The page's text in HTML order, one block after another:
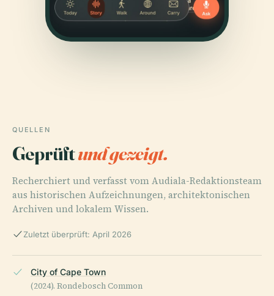
QUELLEN
Geprüftund gezeigt.
Recherchiert und verfasst vom Audiala-Redaktionsteam
aus historischen Aufzeichnungen, architektonischen
Archiven und lokalem Wissen.
Zuletzt überprüft: April 2026
City of Cape Town
(2024). Rondebosch Common